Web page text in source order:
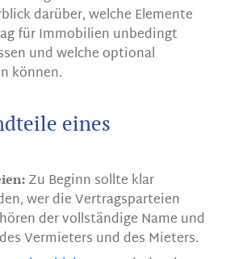
darüber, welche Elemente
für Immobilien unbedingt
und welche optional
können.
eines
Zu Beginn sollte klar
wer die Vertragsparteien
der vollständige Name und
Vermieters und des Mieters.